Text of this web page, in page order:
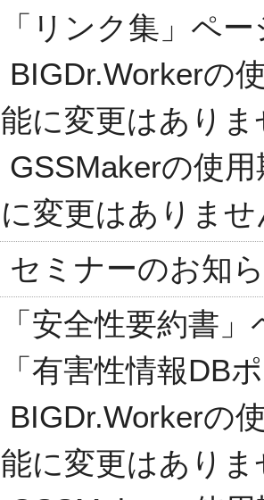
「リンク集」ペ
BIGDr.Workerの
能に変更はあり
GSSMakerの使
に変更はありま
セミナーのお知
「安全性要約書
「有害性情報DB
BIGDr.Workerの
能に変更はあり